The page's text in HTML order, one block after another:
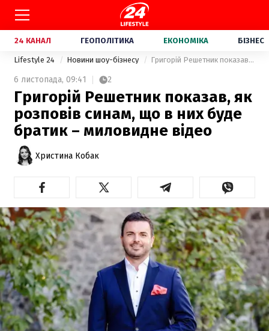
24 КАНАЛ ГЕОПОЛІТИКА ЕКОНОМІКА БІЗНЕС
Lifestyle 24 Новини шоу-бізнесу Григорій Решетник показав, як розповів синам, що в них буде братик – миловидне відео
6 листопада, 09:41 2
Григорій Решетник показав, як
розповів синам, що в них буде
братик – миловидне відео
Христина Кобак